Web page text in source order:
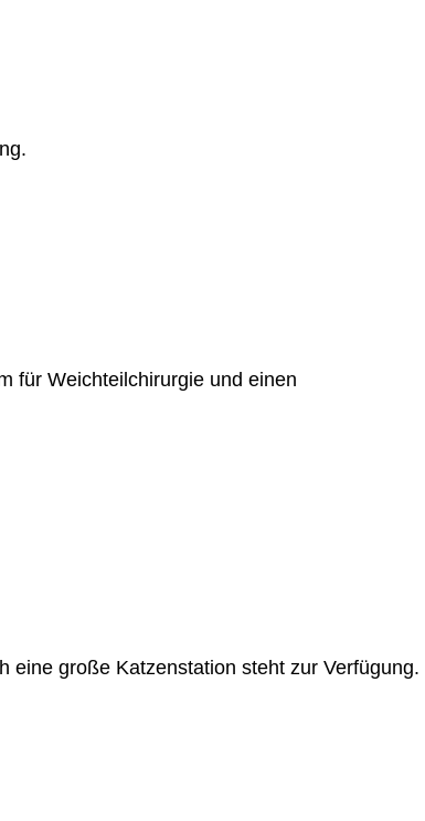
für Weichteilchirurgie und einen
eine große Katzenstation steht zur Verfügung.